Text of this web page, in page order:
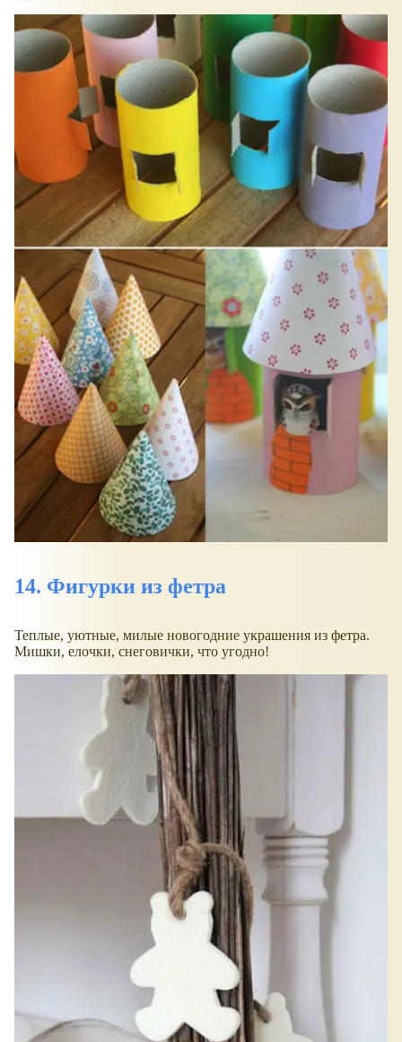
14. Фигурки из фетра
Теплые, уютные, милые новогодние украшения из фетра.
Мишки, елочки, снеговички, что угодно!